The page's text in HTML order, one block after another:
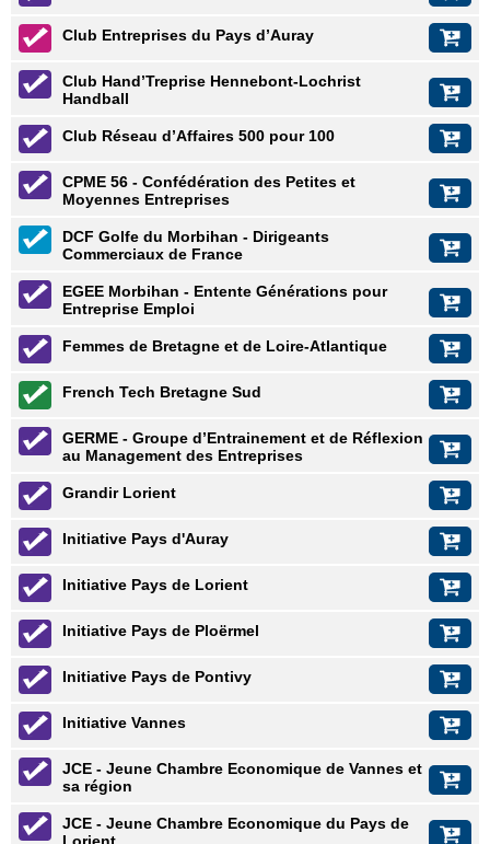
Club Entreprises du Pays d’Auray
Club Hand’Treprise Hennebont-Lochrist
Handball
Club Réseau d’Affaires 500 pour 100
CPME 56 - Confédération des Petites et
Moyennes Entreprises
DCF Golfe du Morbihan - Dirigeants
Commerciaux de France
EGEE Morbihan - Entente Générations pour
Entreprise Emploi
Femmes de Bretagne et de Loire-Atlantique
French Tech Bretagne Sud
GERME - Groupe d’Entrainement et de Réflexion
au Management des Entreprises
Grandir Lorient
Initiative Pays d'Auray
Initiative Pays de Lorient
Initiative Pays de Ploërmel
Initiative Pays de Pontivy
Initiative Vannes
JCE - Jeune Chambre Economique de Vannes et
sa région
JCE - Jeune Chambre Economique du Pays de